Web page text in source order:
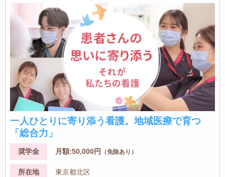
一人ひとりに寄り添う看護。地域医療で育つ
「総合力」
奨学金 月額:50,000円 （免除あり）
所在地 東京都北区